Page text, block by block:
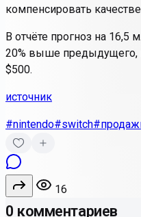
компенсировать
В отчёте прогноз на 16,5
20% выше предыдущего,
$500.
источник
#nintendo#switch
16
0 комментариев